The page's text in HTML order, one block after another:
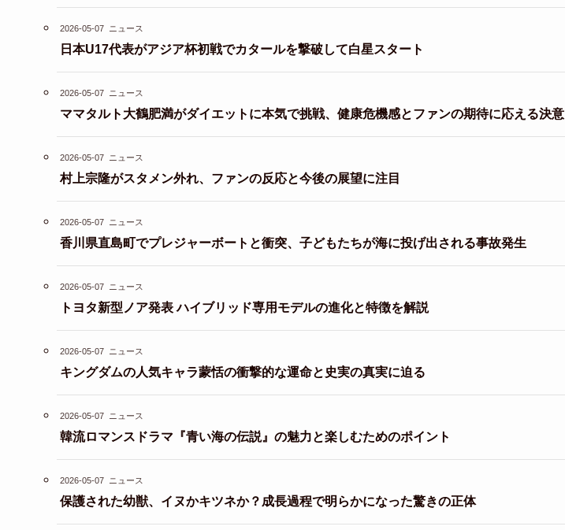
2026-05-07 ニュース
日本U17代表がアジア杯初戦でカタールを撃破して白星スタート
2026-05-07 ニュース
ママタルト大鶴肥満がダイエットに本気で挑戦、健康危機感とファンの期待に応える決意
2026-05-07 ニュース
村上宗隆がスタメン外れ、ファンの反応と今後の展望に注目
2026-05-07 ニュース
香川県直島町でプレジャーボートと衝突、子どもたちが海に投げ出される事故発生
2026-05-07 ニュース
トヨタ新型ノア発表 ハイブリッド専用モデルの進化と特徴を解説
2026-05-07 ニュース
キングダムの人気キャラ蒙恬の衝撃的な運命と史実の真実に迫る
2026-05-07 ニュース
韓流ロマンスドラマ『青い海の伝説』の魅力と楽しむためのポイント
2026-05-07 ニュース
保護された幼獣、イヌかキツネか？成長過程で明らかになった驚きの正体